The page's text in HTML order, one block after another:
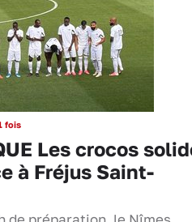
fois
Les crocos
à Fréjus Saint-